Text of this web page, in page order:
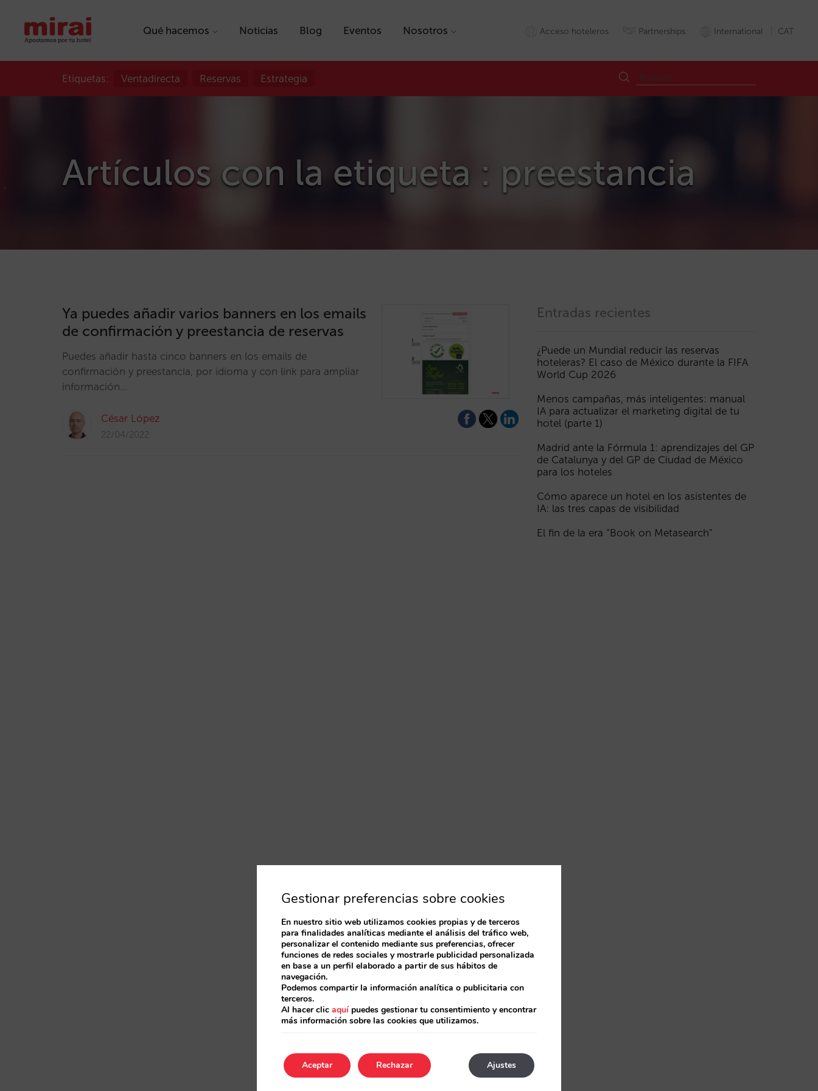
Qué hacemos Noticias Blog Eventos Nosotros Acceso hoteleros Partnerships International CAT
Etiquetas: Ventadirecta Reservas Estrategia
Artículos con la etiqueta : preestancia
Ya puedes añadir varios banners en los emails
de confirmación y preestancia de reservas
Puedes añadir hasta cinco banners en los emails de
confirmación y preestancia, por idioma y con link para ampliar
información…
César López
22/04/2022
Entradas recientes
¿Puede un Mundial reducir las reservas
hoteleras? El caso de México durante la FIFA
World Cup 2026
Menos campañas, más inteligentes: manual
IA para actualizar el marketing digital de tu
hotel (parte 1)
Madrid ante la Fórmula 1: aprendizajes del GP
de Catalunya y del GP de Ciudad de México
para los hoteles
Cómo aparece un hotel en los asistentes de
IA: las tres capas de visibilidad
El fin de la era “Book on Metasearch”
Gestionar preferencias sobre cookies
En nuestro sitio web utilizamos cookies propias y de terceros
para finalidades analíticas mediante el análisis del tráfico web,
personalizar el contenido mediante sus preferencias, ofrecer
funciones de redes sociales y mostrarle publicidad personalizada
en base a un perfil elaborado a partir de sus hábitos de
navegación.
Podemos compartir la información analítica o publicitaria con
terceros.
Al hacer clic aquípuedes gestionar tu consentimiento y encontrar
más información sobre las cookies que utilizamos.
Aceptar Ajustes
Rechazar